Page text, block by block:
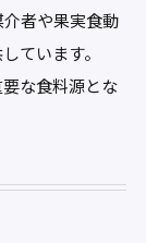
者や果実食動
ています。
な食料源とな